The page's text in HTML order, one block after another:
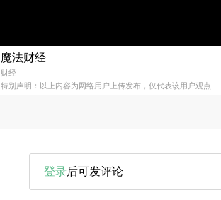
魔法财经
财经
特别声明：以上内容为网络用户上传发布，仅代表该用户观点
登录后可发评论